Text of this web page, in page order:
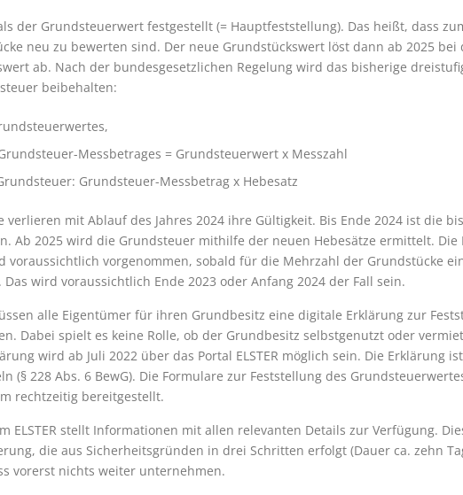
der Grundsteuerwert festgestellt (= Hauptfeststellung). Das heißt, dass
neu zu bewerten sind. Der neue Grundstückswert löst dann ab 2025 bei
ab. Nach der bundesgesetzlichen Regelung wird das bisherige
beibehalten:
Messbetrages = Grundsteuerwert x Messzahl
Grundsteuer-Messbetrag x Hebesatz
verlieren mit Ablauf des Jahres 2024 ihre Gültigkeit. Bis Ende 2024 ist die
Ab 2025 wird die Grundsteuer mithilfe der neuen Hebesätze ermittelt. Die
voraussichtlich vorgenommen, sobald für die Mehrzahl der Grundstücke
wird voraussichtlich Ende 2023 oder Anfang 2024 der Fall sein.
alle Eigentümer für ihren Grundbesitz eine digitale Erklärung zur
Dabei spielt es keine Rolle, ob der Grundbesitz selbstgenutzt oder
wird ab Juli 2022 über das Portal ELSTER möglich sein. Die Erklärung
(§ 228 Abs. 6 BewG). Die Formulare zur Feststellung des
rechtzeitig bereitgestellt.
ELSTER stellt Informationen mit allen relevanten Details zur Verfügung.
die aus Sicherheitsgründen in drei Schritten erfolgt (Dauer ca. zehn
vorerst nichts weiter unternehmen.